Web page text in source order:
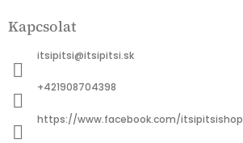
bKapcsolat
itsipitsi@itsipitsi.sk
+421908704398
https://www.facebook.com/itsipitsishop